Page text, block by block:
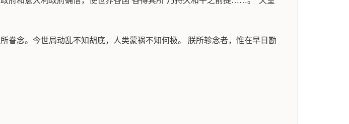
眷念。今世局动乱不知胡底，人类蒙祸不知何极。 朕所轸念者，惟在早日勘